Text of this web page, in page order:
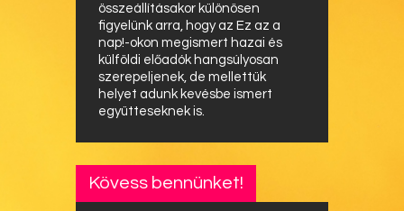
összeállításakor különösen
figyelünk arra, hogy az Ez az a
nap!-okon megismert hazai és
külföldi előadók hangsúlyosan
szerepeljenek, de mellettük
helyet adunk kevésbe ismert
együtteseknek is.
Kövess bennünket!